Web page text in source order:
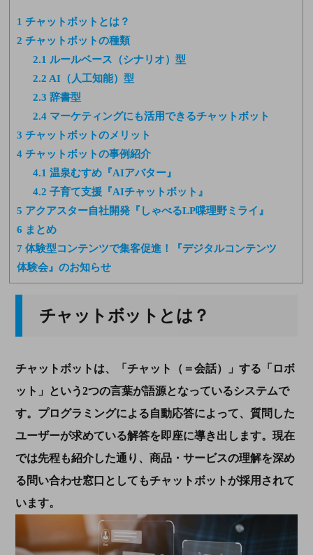
1 チャットボットとは？
2 チャットボットの種類
2.1 ルールベース（シナリオ）型
2.2 AI（人工知能）型
2.3 辞書型
2.4 マーケティングにも活用できるチャットボット
3 チャットボットのメリット
4 チャットボットの事例紹介
4.1 温泉むすめ『AIアバター』
4.2 子育て支援『AIチャットボット』
5 アクアスター自社開発『しゃべるLP喋理野ミライ』
6 まとめ
7 体験型コンテンツで集客促進！『デジタルコンテンツ
体験会』のお知らせ
チャットボットとは？
チャットボットは、「チャット（＝会話）」する「ロボ
ット」という2つの言葉が語源となっているシステムで
す。プログラミングによる自動応答によって、質問した
ユーザーが求めている解答を即座に導き出します。現在
では先程も紹介した通り、商品・サービスの理解を深め
る問い合わせ窓口としてもチャットボットが採用されて
います。